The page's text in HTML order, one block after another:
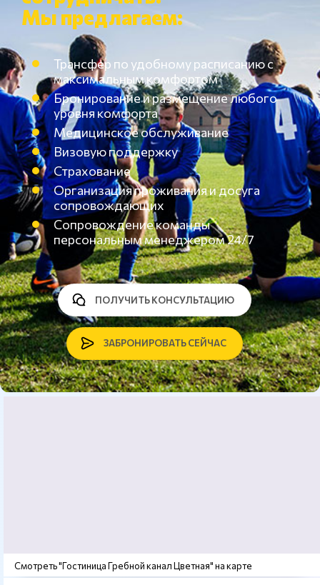
Мы предлагаем:
Трансфер по удобному расписанию с
максимальным комфортом
Бронирование и размещение любого
уровня комфорта
Медицинское обслуживание
Визовую поддержку
Страхование
Организация проживания и досуга
сопровождающих
Сопровождение команды
персональным менеджером 24/7
ЗАБРОНИРОВАТЬ СЕЙЧАС
ПОЛУЧИТЬ КОНСУЛЬТАЦИЮ
Смотреть "Гостиница Гребной канал Цветная" на карте